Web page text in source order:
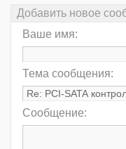
Добавить новое
Ваше имя:
Тема сообщения:
Сообщение: